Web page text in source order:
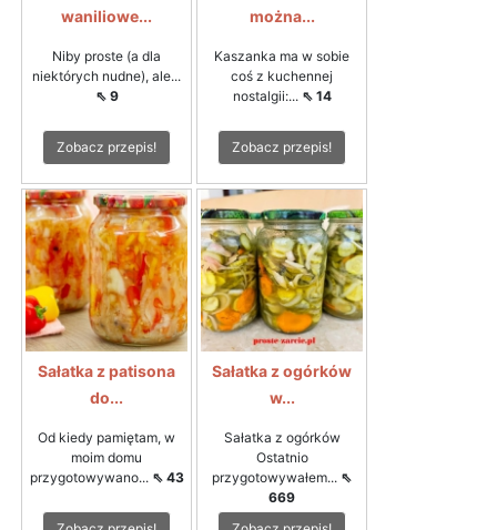
waniliowe...
Niby proste (a dla
niektórych nudne), ale...
⇖ 9
Zobacz przepis!
można...
Kaszanka ma w sobie
coś z kuchennej
nostalgii:... ⇖ 14
Zobacz przepis!
Sałatka z patisona
do...
Od kiedy pamiętam, w
moim domu
przygotowywano... ⇖ 43
Sałatka z ogórków
w...
Sałatka z ogórków
Ostatnio
przygotowywałem... ⇖
669